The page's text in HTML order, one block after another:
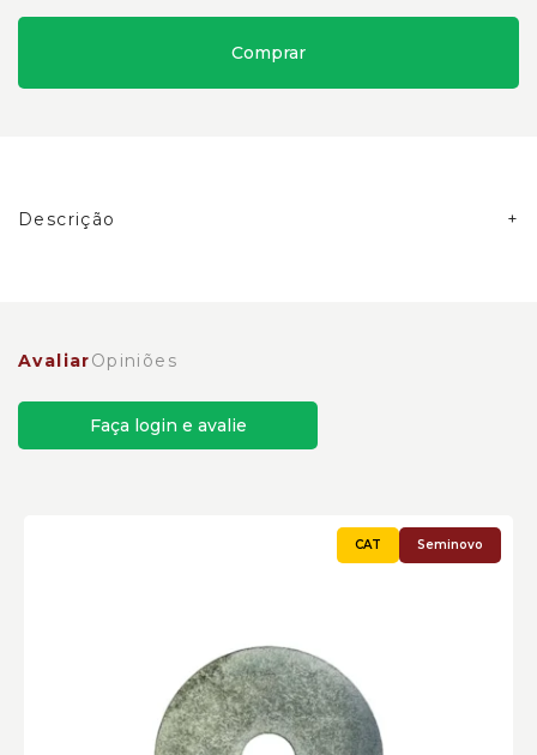
Comprar
Descrição
AvaliarOpiniões
Faça login e avalie
Seminovo